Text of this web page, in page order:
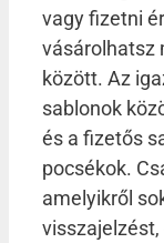
vagy fizetni
vásárolhatsz
között. Az
sablonok
és a fizetős
pocsékok.
amelyikről